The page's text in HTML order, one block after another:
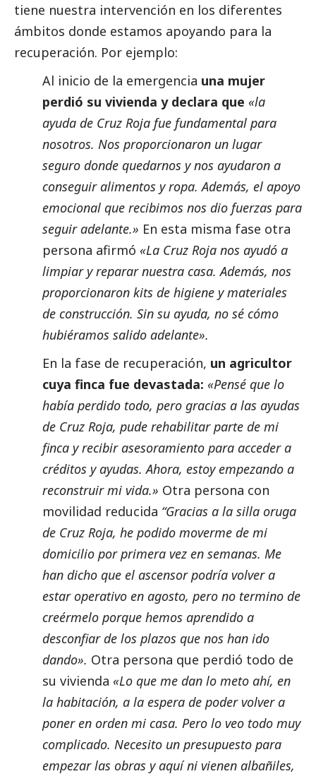
tiene nuestra intervención en los diferentes
ámbitos donde estamos apoyando para la
recuperación. Por ejemplo:
Al inicio de la emergencia una mujer
perdió su vivienda y declara que «la
ayuda de Cruz Roja fue fundamental para
nosotros. Nos proporcionaron un lugar
seguro donde quedarnos y nos ayudaron a
conseguir alimentos y ropa. Además, el apoyo
emocional que recibimos nos dio fuerzas para
seguir adelante.» En esta misma fase otra
persona afirmó «La Cruz Roja nos ayudó a
limpiar y reparar nuestra casa. Además, nos
proporcionaron kits de higiene y materiales
de construcción. Sin su ayuda, no sé cómo
hubiéramos salido adelante».
En la fase de recuperación, un agricultor
cuya finca fue devastada: «Pensé que lo
había perdido todo, pero gracias a las ayudas
de Cruz Roja, pude rehabilitar parte de mi
finca y recibir asesoramiento para acceder a
créditos y ayudas. Ahora, estoy empezando a
reconstruir mi vida.» Otra persona con
movilidad reducida “Gracias a la silla oruga
de Cruz Roja, he podido moverme de mi
domicilio por primera vez en semanas. Me
han dicho que el ascensor podría volver a
estar operativo en agosto, pero no termino de
creérmelo porque hemos aprendido a
desconfiar de los plazos que nos han ido
dando». Otra persona que perdió todo de
su vivienda «Lo que me dan lo meto ahí, en
la habitación, a la espera de poder volver a
poner en orden mi casa. Pero lo veo todo muy
complicado. Necesito un presupuesto para
empezar las obras y aquí ni vienen albañiles,